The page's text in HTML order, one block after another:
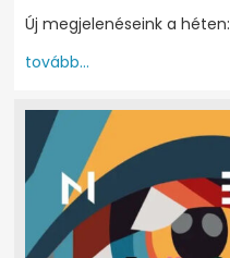
Új megjelenéseink a héten:
tovább...